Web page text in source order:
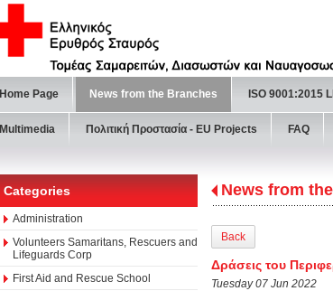
Home Page News from the Branches ISO 9001:2015
Multimedia Πολιτική Προστασία - ΕU Projects FAQ
Categories
Administration
Volunteers Samaritans, Rescuers and
Lifeguards Corp
First Aid and Rescue School
News from
Back
Δράσεις του
Tuesday 07 Jun 2022